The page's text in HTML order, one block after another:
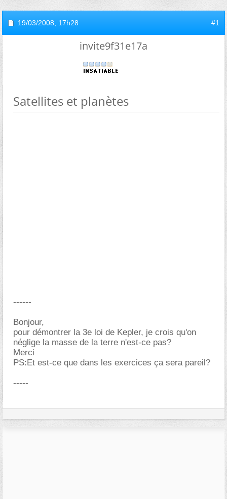
19/03/2008, 17h28 #1
invite9f31e17a
Satellites et planètes
------
Bonjour,
pour démontrer la 3e loi de Kepler, je crois qu'on
néglige la masse de la terre n'est-ce pas?
Merci
PS:Et est-ce que dans les exercices ça sera pareil?
-----